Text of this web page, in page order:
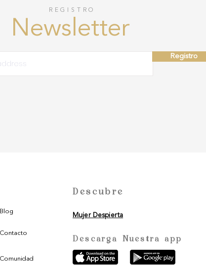
REGISTRO
Newsletter
Registro
Blog
Contacto
Comunidad
Descarga Nuestra app
Descubre
Mujer Despierta